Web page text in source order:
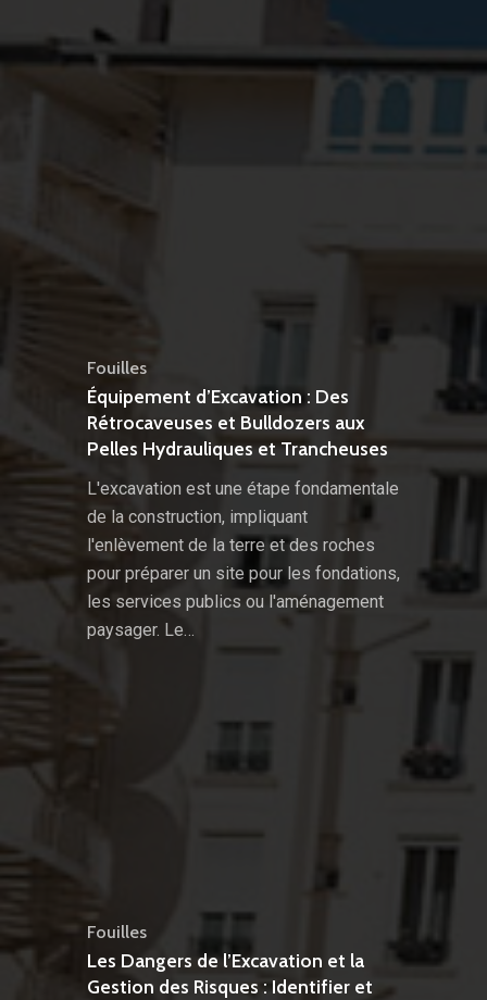
Fouilles
Équipement d’Excavation : Des
Rétrocaveuses et Bulldozers aux
Pelles Hydrauliques et Trancheuses
L'excavation est une étape fondamentale
de la construction, impliquant
l'enlèvement de la terre et des roches
pour préparer un site pour les fondations,
les services publics ou l'aménagement
paysager. Le…
Fouilles
Les Dangers de l’Excavation et la
Gestion des Risques : Identifier et